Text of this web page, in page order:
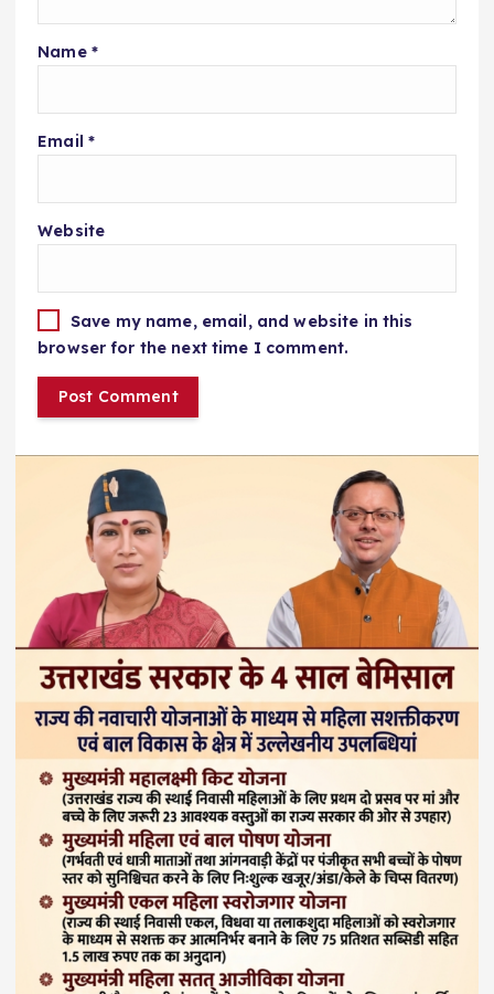
Name *
Email *
Website
Save my name, email, and website in this
browser for the next time I comment.